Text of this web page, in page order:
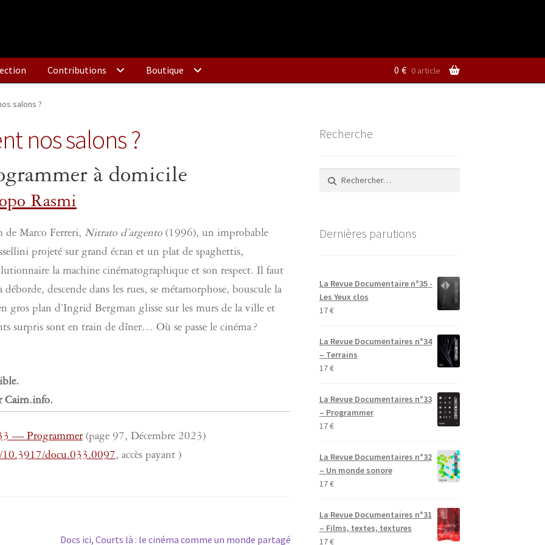
Contributions Boutique 0 € 0 article
salons ?
nos salons ?
à domicile
Rasmi
de Marco Ferreri,Nitrato d’argento (1996), un improbable
projeté sur grand écran et un plat de spaghettis,
la machine cinématographique et son respect. Il faut
descende dans les rues, se métamorphose, bouscule la
gros plan d’Ingrid Bergman glisse sur les murs de la ville et
surpris sont en train de dîner… Où se passe le cinéma ?
Cairn.info.
— Programmer (page 97, Décembre 2023)
docu.033.0097, accès payant )
Article
Docs ici, Courts là : le cinéma comme un monde partagé
Recherche
Rechercher :
Dernières parutions
La Revue Documentaire n°35 -
Les Yeux clos
17€
La Revue Documentaires n°34
– Terrains
17€
La Revue Documentaires n°33
– Programmer
17€
La Revue Documentaires n°32
– Un monde sonore
17€
La Revue Documentaires n°31
– Films, textes, textures
17€